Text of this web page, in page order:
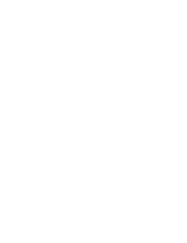
Art 210 No:6 - 2 adet